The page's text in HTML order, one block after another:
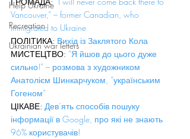
Help Ukraine
Recreation
Ukrainian war letters
Vancouver,” – former Canadian, who
immigrated to Ukraine
ПОЛІТИКА: Вихід із Заклятого Кола
МИСТЕЦТВО: “Я йшов до цього дуже
сильно!” – розмова з художником
Анатолієм Шинкарчуком, “українським
Гогеном”
ЦІКАВЕ: Дев’ять способів пошуку
інформації в Google, про які не знають
96% користувачів!